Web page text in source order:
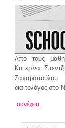
Από τους
Κατερίνα
διαιτολόγος στο
συνέχεια..